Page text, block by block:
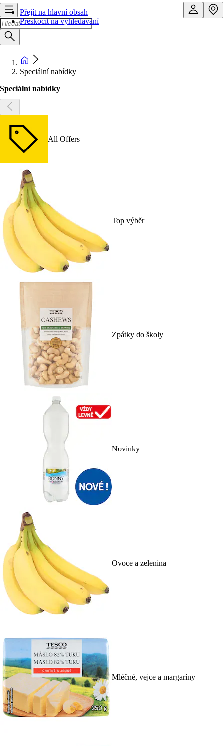
Přejít na hlavní obsah
Přeskočit na vyhledávání
Speciální nabídky
Speciální nabídky
All Offers
Top výběr
Zpátky do školy
Novinky
Ovoce a zelenina
Mléčné, vejce a margaríny